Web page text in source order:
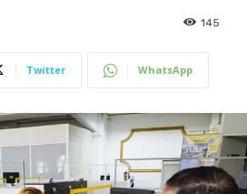
145
Twitter WhatsApp